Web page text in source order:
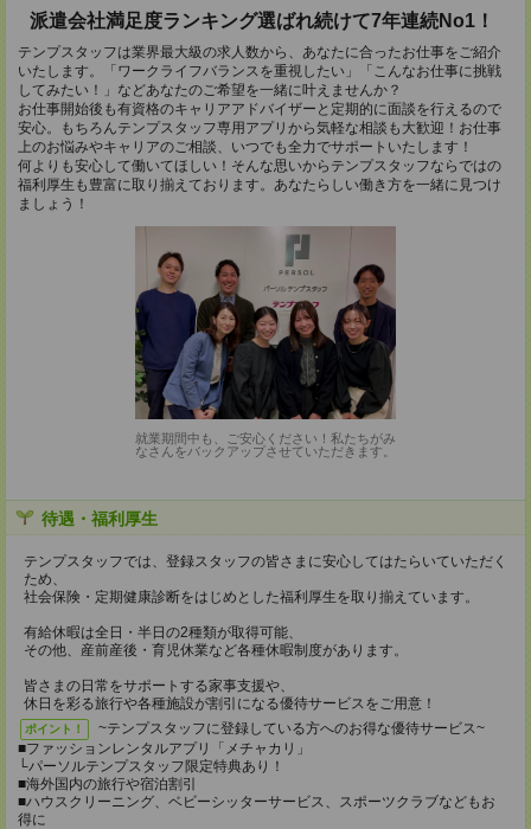
派遣会社満足度ランキング選ばれ続けて7年連続No1！
テンプスタッフは業界最大級の求人数から、あなたに合ったお仕事をご紹介
いたします。「ワークライフバランスを重視したい」「こんなお仕事に挑戦
してみたい！」などあなたのご希望を一緒に叶えませんか？
お仕事開始後も有資格のキャリアアドバイザーと定期的に面談を行えるので
安心。もちろんテンプスタッフ専用アプリから気軽な相談も大歓迎！お仕事
上のお悩みやキャリアのご相談、いつでも全力でサポートいたします！
何よりも安心して働いてほしい！そんな思いからテンプスタッフならではの
福利厚生も豊富に取り揃えております。あなたらしい働き方を一緒に見つけ
ましょう！
就業期間中も、ご安心ください！私たちがみ
なさんをバックアップさせていただきます。
待遇・福利厚生
テンプスタッフでは、登録スタッフの皆さまに安心してはたらいていただく
ため、
社会保険・定期健康診断をはじめとした福利厚生を取り揃えています。
有給休暇は全日・半日の2種類が取得可能、
その他、産前産後・育児休業など各種休暇制度があります。
皆さまの日常をサポートする家事支援や、
休日を彩る旅行や各種施設が割引になる優待サービスをご用意！
ポイント！
~テンプスタッフに登録している方へのお得な優待サービス~
■ファッションレンタルアプリ「メチャカリ」
└パーソルテンプスタッフ限定特典あり！
■海外国内の旅行や宿泊割引
■ハウスクリーニング、ベビーシッターサービス、スポーツクラブなどもお
得に